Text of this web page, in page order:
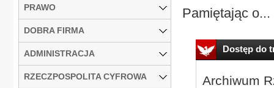
Pamiętając o...
Dostęp do
Archiwum
PRAWO
DOBRA FIRMA
ADMINISTRACJA
RZECZPOSPOLITA CYFROWA